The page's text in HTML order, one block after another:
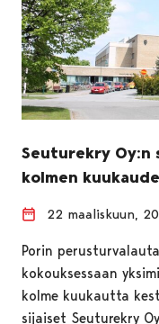
Seuturekry Oy:n
kolmen
22 maaliskuun,
Porin
kokouksessaan
kolme kuukautta
sijaiset Seuturekry